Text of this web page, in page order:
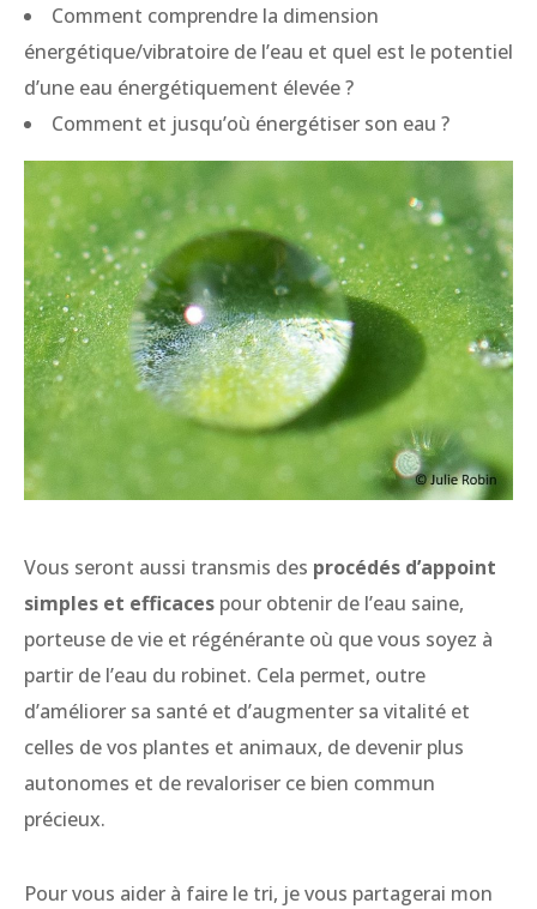
Comment comprendre la dimension
énergétique/vibratoire de l’eau et quel est le potentiel
d’une eau énergétiquement élevée ?
Comment et jusqu’où énergétiser son eau ?
Vous seront aussi transmis des procédés d’appoint
simples et efficaces pour obtenir de l’eau saine,
porteuse de vie et régénérante où que vous soyez à
partir de l’eau du robinet. Cela permet, outre
d’améliorer sa santé et d’augmenter sa vitalité et
celles de vos plantes et animaux, de devenir plus
autonomes et de revaloriser ce bien commun
précieux.
Pour vous aider à faire le tri, je vous partagerai mon